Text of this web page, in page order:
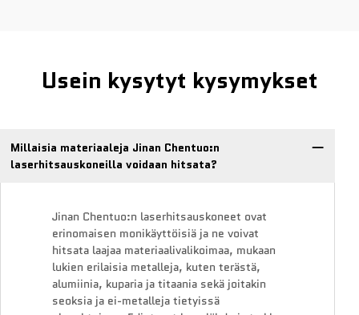
Usein kysytyt kysymykset
Millaisia materiaaleja Jinan Chentuo:n
laserhitsauskoneilla voidaan hitsata?
Jinan Chentuo:n laserhitsauskoneet ovat
erinomaisen monikäyttöisiä ja ne voivat
hitsata laajaa materiaalivalikoimaa, mukaan
lukien erilaisia metalleja, kuten terästä,
alumiinia, kuparia ja titaania sekä joitakin
seoksia ja ei-metalleja tietyissä